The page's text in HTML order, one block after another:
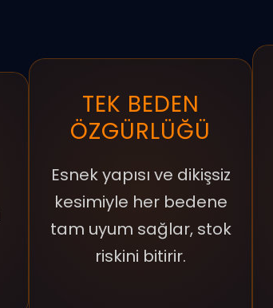
TEK BEDEN
ÖZGÜRLÜĞÜ
Esnek yapısı ve dikişsiz
kesimiyle her bedene
tam uyum sağlar, stok
riskini bitirir.